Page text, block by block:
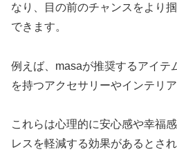
なり、目の前のチャンスをより
できます。
例えば、masaが推奨するアイテ
を持つアクセサリーやインテリア
これらは心理的に安心感や幸福
レスを軽減する効果があるとされ